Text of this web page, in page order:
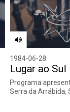
1984-06-28
Lugar ao Sul
Programa
Serra da Arrábida,